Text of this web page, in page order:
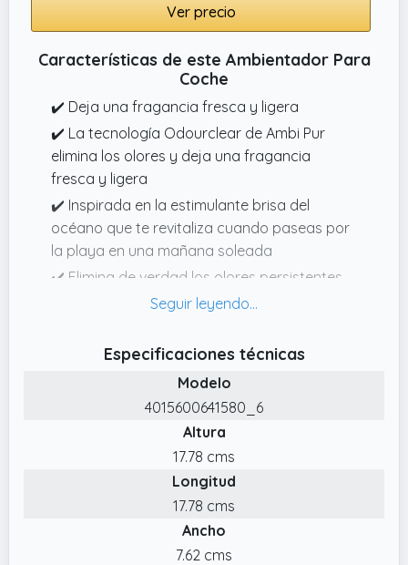
fresco y agradable en su automóvil en
cualquier momento, adecuado para una
variedad de modelos de automóviles.
✔️ Fragancia duradera: la fragancia del
perfume para automóvil se puede liberar
continuamente durante hasta 30 días, lo que
brinda una experiencia de fragancia
constante y duradera para su automóvil,
elimina el problema del reemplazo frecuente
y hace que su viaje sea más cómodo
Ver precio
Características de este Ambientador Para
Coche
✔️ Deja una fragancia fresca y ligera
✔️ La tecnología Odourclear de Ambi Pur
elimina los olores y deja una fragancia
fresca y ligera
✔️ Inspirada en la estimulante brisa del
océano que te revitaliza cuando paseas por
la playa en una mañana soleada
✔️ Elimina de verdad los olores persistentes
de comida, mascotas, humo o basura de tu
✔️ Cada clip dura hasta 70 días
✔️ Se engancha fácilmente a la rejilla de
ventilación de tu coche. La intensidad de la
fragancia se puede ajustar para un frescor
Especificaciones técnicas
Modelo
4015600641580_6
Altura
17.78 cms
Longitud
17.78 cms
Ancho
7.62 cms